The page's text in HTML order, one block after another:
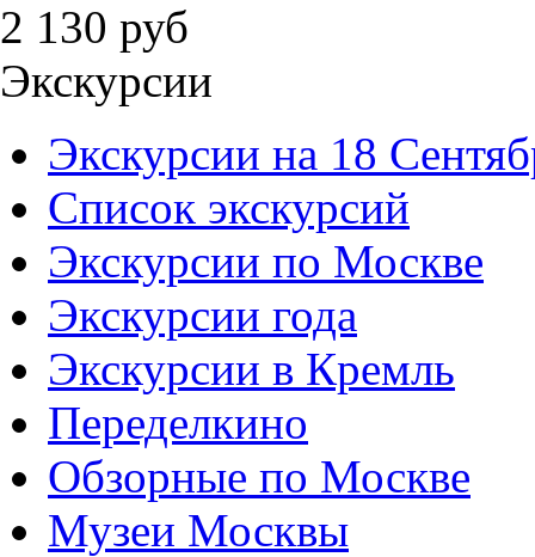
2 130 руб
Экскурсии
Экскурсии на 18
Список экскурсий
Экскурсии по Москве
Экскурсии года
Экскурсии в Кремль
Переделкино
Обзорные по Москве
Музеи Москвы